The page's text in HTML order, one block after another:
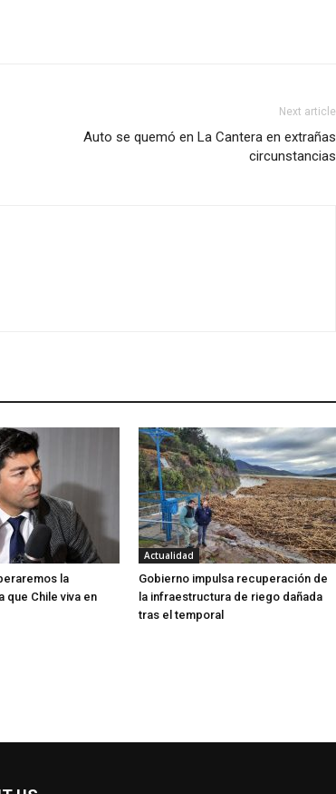
Next article
Auto se quemó en La Cantera en extrañas
circunstancias
la
que Chile viva en
Actualidad
Gobierno impulsa recuperación de
la infraestructura de riego dañada
tras el temporal